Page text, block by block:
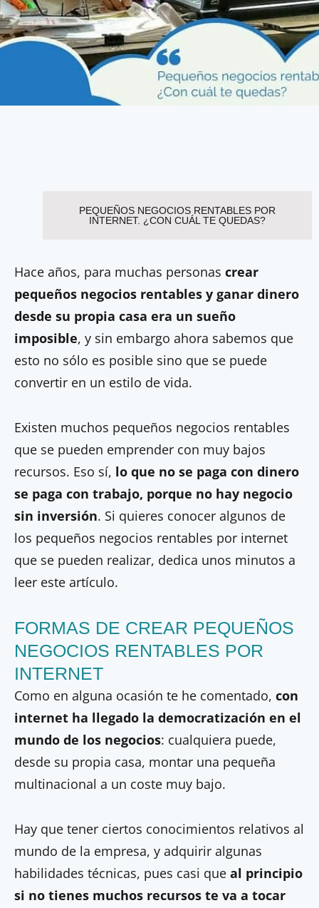
PEQUEÑOS NEGOCIOS RENTABLES POR
INTERNET. ¿CON CUÁL TE QUEDAS?
Hace años, para muchas personas crear
pequeños negocios rentables y ganar dinero
desde su propia casa era un sueño
imposible, y sin embargo ahora sabemos que
esto no sólo es posible sino que se puede
convertir en un estilo de vida.
Existen muchos pequeños negocios rentables
que se pueden emprender con muy bajos
recursos. Eso sí, lo que no se paga con dinero
se paga con trabajo, porque no hay negocio
sin inversión. Si quieres conocer algunos de
los pequeños negocios rentables por internet
que se pueden realizar, dedica unos minutos a
leer este artículo.
FORMAS DE CREAR PEQUEÑOS
NEGOCIOS RENTABLES POR
INTERNET
Como en alguna ocasión te he comentado, con
internet ha llegado la democratización en el
mundo de los negocios: cualquiera puede,
desde su propia casa, montar una pequeña
multinacional a un coste muy bajo.
Hay que tener ciertos conocimientos relativos al
mundo de la empresa, y adquirir algunas
habilidades técnicas, pues casi que al principio
si no tienes muchos recursos te va a tocar